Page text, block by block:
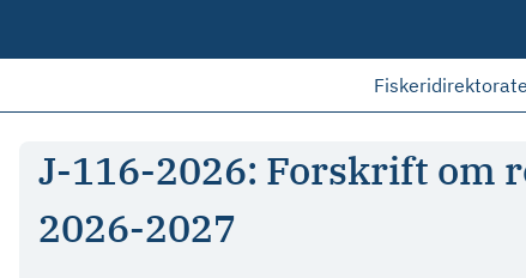
J-116-2026: Forskrift om
2026-2027